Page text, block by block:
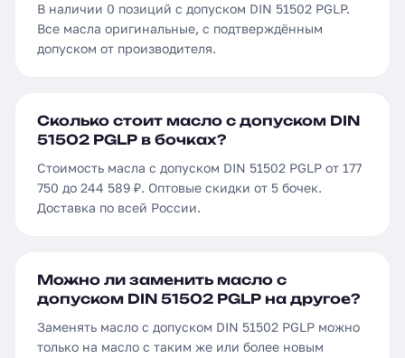
В наличии 0 позиций с допуском DIN 51502 PGLP.
Все масла оригинальные, с подтверждённым
допуском от производителя.
Сколько стоит масло с допуском DIN
51502 PGLP в бочках?
Стоимость масла с допуском DIN 51502 PGLP от 177
750 до 244 589 ₽. Оптовые скидки от 5 бочек.
Доставка по всей России.
Можно ли заменить масло с
допуском DIN 51502 PGLP на другое?
Заменять масло с допуском DIN 51502 PGLP можно
только на масло с таким же или более новым